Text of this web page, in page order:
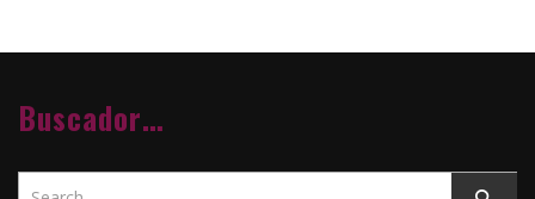
Buscador…